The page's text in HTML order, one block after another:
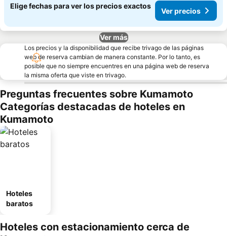
Elige fechas para ver los precios exactos
Ver precios
Ver más
Los precios y la disponibilidad que recibe trivago de las páginas
web de reserva cambian de manera constante. Por lo tanto, es
posible que no siempre encuentres en una página web de reserva
la misma oferta que viste en trivago.
Preguntas frecuentes sobre Kumamoto
Categorías destacadas de hoteles en
Kumamoto
Hoteles
baratos
Hoteles con estacionamiento cerca de